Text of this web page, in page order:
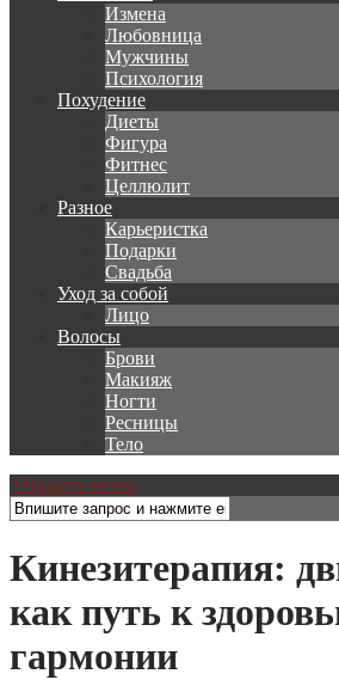
Измена
Любовница
Мужчины
Психология
Похудение
Диеты
Фигура
Фитнес
Целлюлит
Разное
Карьеристка
Подарки
Свадьба
Уход за собой
Лицо
Волосы
Брови
Макияж
Ногти
Ресницы
Тело
Открыть меню
Кинезитерапия:
как путь к
гармонии